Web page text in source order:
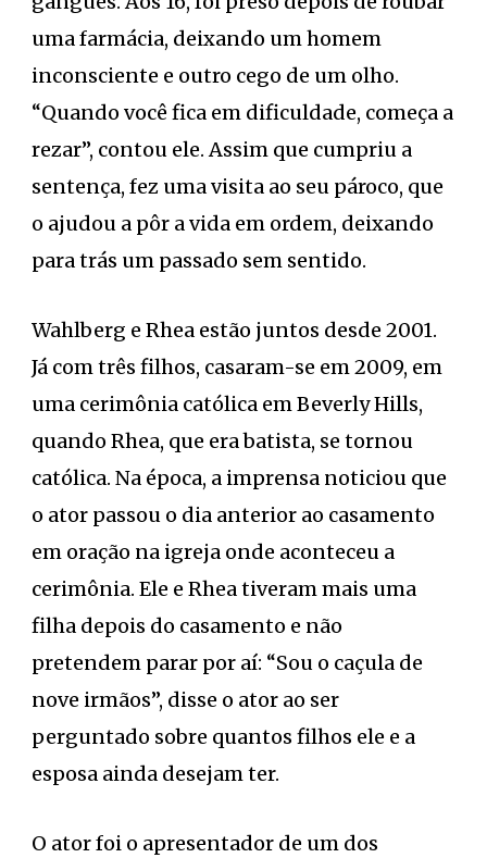
uma farmácia, deixando um homem
inconsciente e outro cego de um olho.
“Quando você fica em dificuldade, começa a
rezar”, contou ele. Assim que cumpriu a
sentença, fez uma visita ao seu pároco, que
o ajudou a pôr a vida em ordem, deixando
para trás um passado sem sentido.
Wahlberg e Rhea estão juntos desde 2001.
Já com três filhos, casaram-se em 2009, em
uma cerimônia católica em Beverly Hills,
quando Rhea, que era batista, se tornou
católica. Na época, a imprensa noticiou que
o ator passou o dia anterior ao casamento
em oração na igreja onde aconteceu a
cerimônia. Ele e Rhea tiveram mais uma
filha depois do casamento e não
pretendem parar por aí: “Sou o caçula de
nove irmãos”, disse o ator ao ser
perguntado sobre quantos filhos ele e a
esposa ainda desejam ter.
O ator foi o apresentador de um dos